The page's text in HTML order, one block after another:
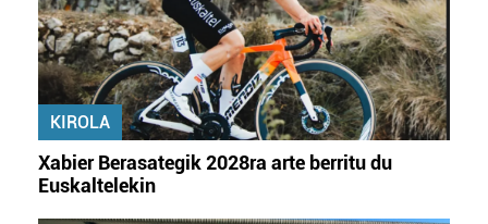
KIROLA
Xabier Berasategik 2028ra arte berritu du
Euskaltelekin